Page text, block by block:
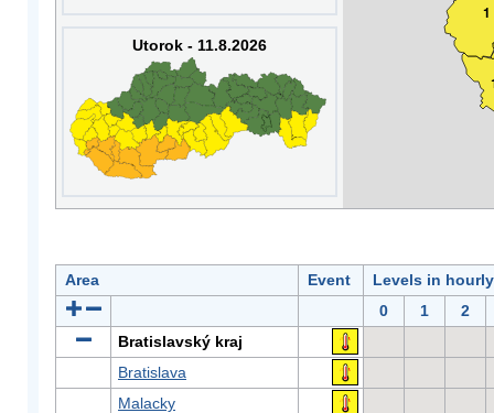
Utorok - 11.8.2026
1
Area Event
Levels in
0
1
2
Bratislavský kraj
Bratislava
Malacky